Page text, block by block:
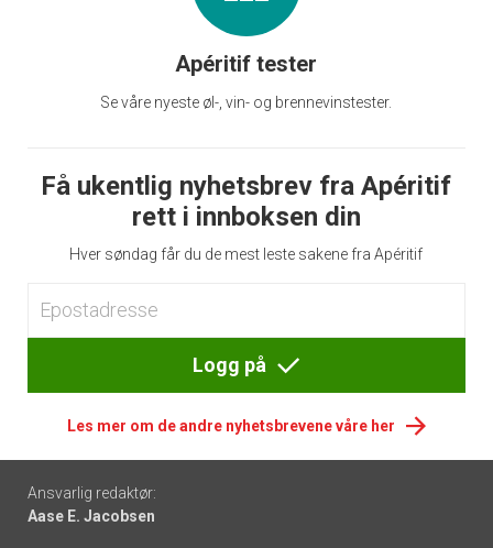
Apéritif tester
Se våre nyeste øl-, vin- og brennevinstester.
Få ukentlig nyhetsbrev fra Apéritif
rett i innboksen din
Hver søndag får du de mest leste sakene fra Apéritif
Logg på
Les mer om de andre nyhetsbrevene våre her
Footer
-
Ansvarlig redaktør:
Aase E. Jacobsen